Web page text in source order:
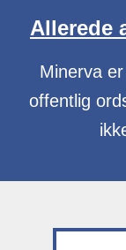
Allerede
Minerva
offentlig